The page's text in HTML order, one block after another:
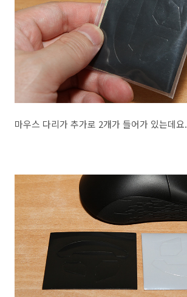
마우스 다리가 추가로 2개가 들어가 있는데요.